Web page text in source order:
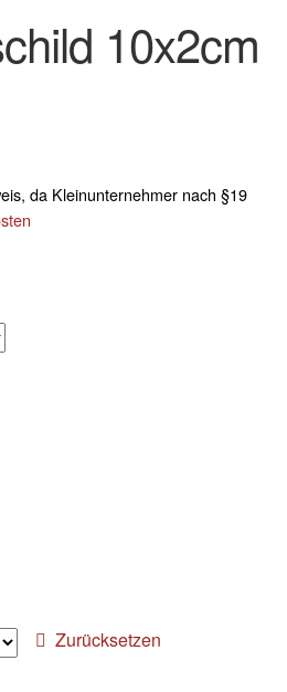
10x2cm
da Kleinunternehmer nach §19
Zurücksetzen